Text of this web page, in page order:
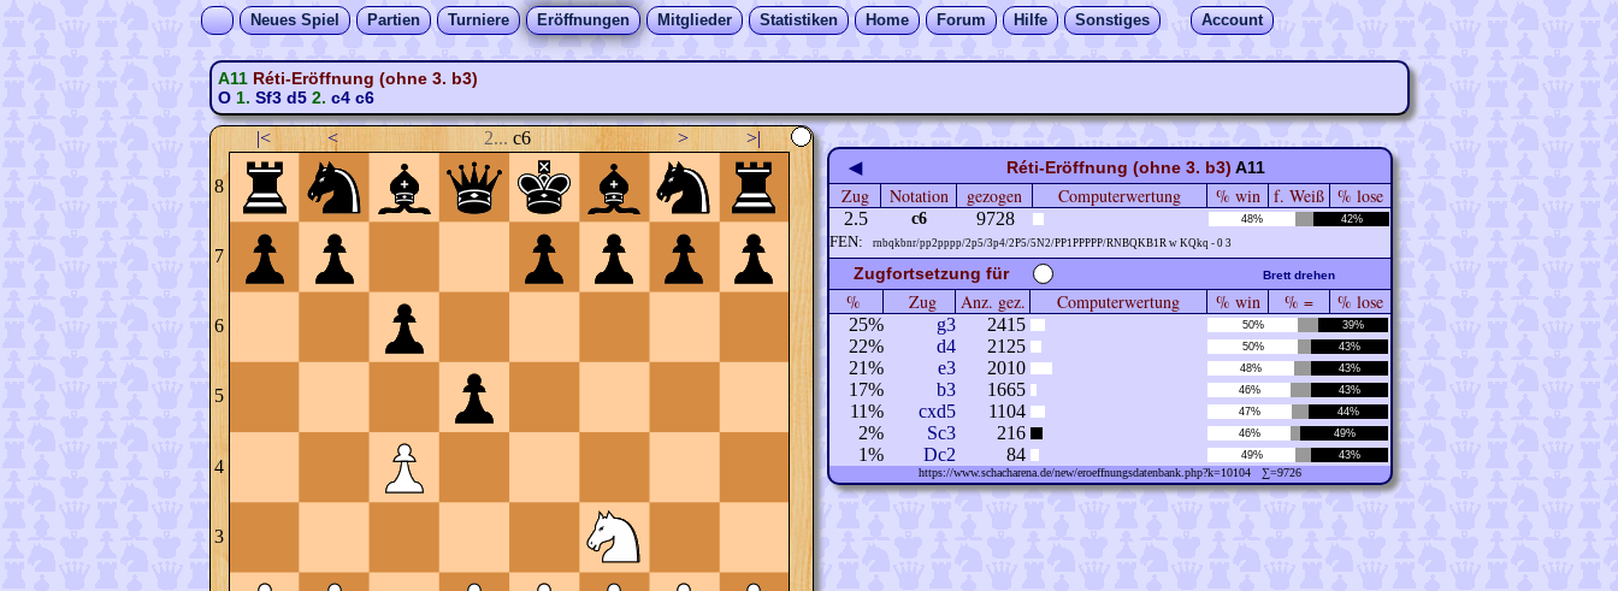
Neues Spiel Partien Turniere Eröffnungen Mitglieder Statistiken Home Forum Hilfe Sonstiges Account
A11 Réti-Eröffnung (ohne 3. b3)
O1. Sf3 d52. c4 c6
|< < 2... c6 > >|
8
7
6
5
4
3
◀ Réti-Eröffnung (ohne 3. b3) A11
Zug Notation gezogen Computerwertung % win f. Weiß % lose
2.5 c6 9728 48% 42%
FEN: rnbqkbnr/pp2pppp/2p5/3p4/2P5/5N2/PP1PPPPP/RNBQKB1R w KQkq - 0 3
Zugfortsetzung für Brett drehen
% Zug Anz. gez. Computerwertung % win % = % lose
25% g3 2415 50% 39%
22% d4 2125 50% 43%
21% e3 2010 48% 43%
17% b3 1665 46% 43%
11% cxd5 1104 47% 44%
2% Sc3 216 46% 49%
1% Dc2 84 49% 43%
https://www.schacharena.de/new/eroeffnungsdatenbank.php?k=10104 ∑=9726